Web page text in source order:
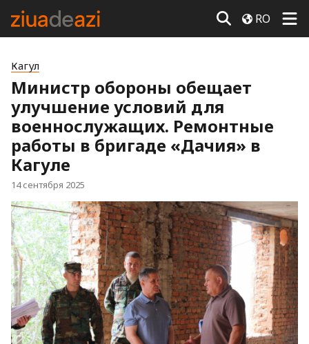
RO
Кагул
Министр обороны обещает
улучшение условий для
военнослужащих. Ремонтные
работы в бригаде «Дачия» в
Кагуле
14 сентября 2025